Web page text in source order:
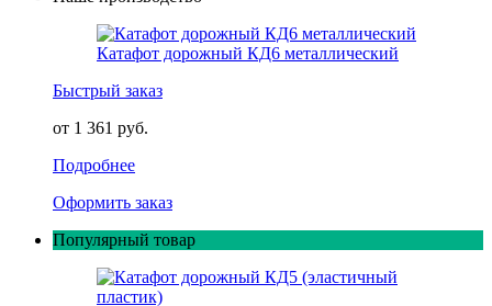
Катафот дорожный КД6 металлический
Быстрый заказ
от 1 361 руб.
Подробнее
Оформить заказ
Популярный товар